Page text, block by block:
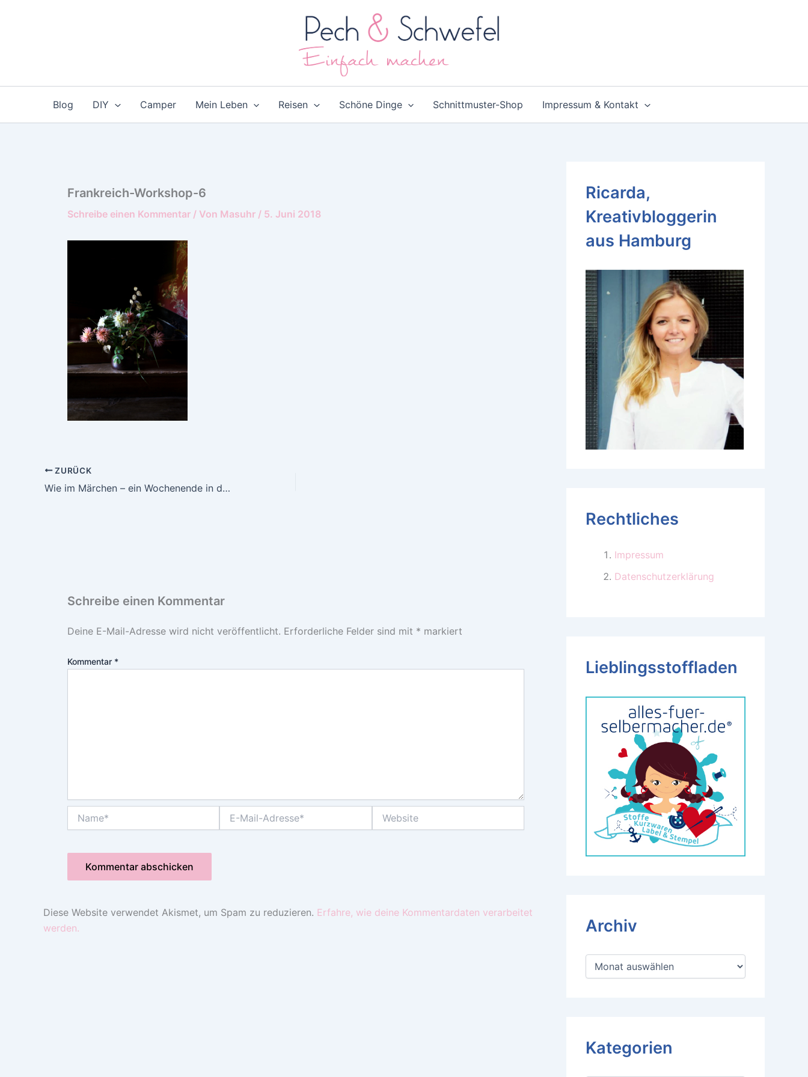
Blog DIY Camper Mein Leben Reisen Schöne Dinge Schnittmuster-Shop Impressum & Kontakt
Frankreich-Workshop-6
Schreibe einen Kommentar / Von Masuhr / 5. Juni 2018
ZURÜCK
Wie im Märchen – ein Wochenende in der Nähe von Paris für Kreative und Fotografen
Schreibe einen Kommentar
Deine E-Mail-Adresse wird nicht veröffentlicht. Erforderliche Felder sind mit * markiert
Kommentar *
Mail-
Diese Website verwendet Akismet, um Spam zu reduzieren. Erfahre, wie deine Kommentardaten verarbeitet
werden.
Ricarda,
Kreativbloggerin
aus Hamburg
Rechtliches
Impressum
Datenschutzerklärung
Lieblingsstoffladen
Archiv
A
Kategorien